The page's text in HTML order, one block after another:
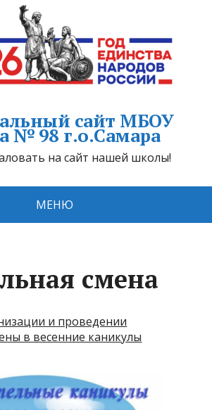
сайт МБОУ
№ 98 г.о.Самара
на сайт нашей школы!
МЕНЮ
смена
и проведении
в весенние каникулы